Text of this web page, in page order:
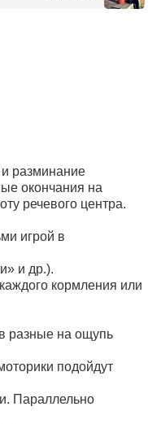
разминание
окончания на
речевого центра.
игрой в
и др.).
кормления или
разные на ощупь
подойдут
Параллельно